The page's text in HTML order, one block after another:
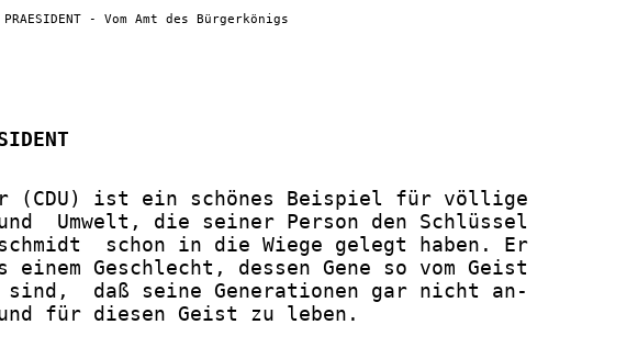
PRAESIDENT - Vom Amt des Bürgerkönigs
(CDU) ist ein schönes Beispiel für völlige
Umwelt, die seiner Person den Schlüssel
schon in die Wiege gelegt haben. Er
einem Geschlecht, dessen Gene so vom Geist
daß seine Generationen gar nicht an-
für diesen Geist zu leben.